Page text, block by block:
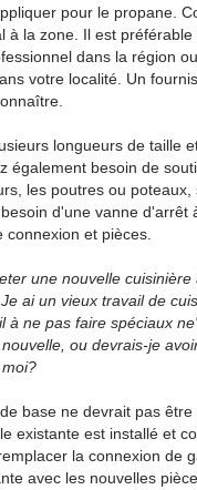
pour le propane.
à la zone. Il est
dans la région
votre localité. Un
longueurs de taille
également besoin de
les poutres ou poteaux,
d'une vanne d'arrêt
et pièces.
une nouvelle
ai un vieux travail de
à ne pas faire spéciaux
ou devrais-je
base ne devrait pas
existante est installé et
la connexion de
avec les nouvelles